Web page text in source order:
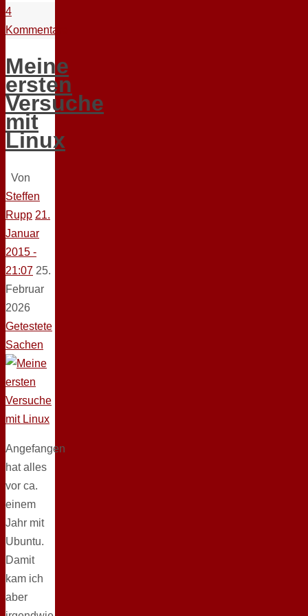
4
Kommentare
Meine
ersten
Versuche
mit
Linux
Von
Steffen
Rupp 21.
Januar
2015 -
21:07 25.
Februar
2026
Getestete
Sachen
Angefangen
hat alles
vor ca.
einem
Jahr mit
Ubuntu.
Damit
kam ich
aber